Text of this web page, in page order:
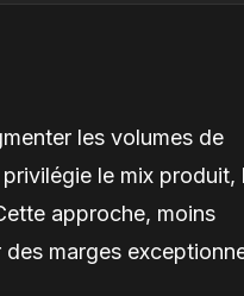
les volumes de
le mix produit,
approche, moins
marges